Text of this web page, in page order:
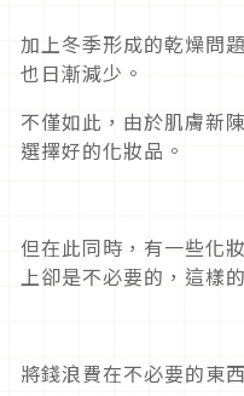
加上冬季形成的乾燥問
也日漸減少。
不僅如此，由於肌膚新
選擇好的化妝品。
但在此同時，有一些化
上卻是不必要的，這樣
將錢浪費在不必要的東